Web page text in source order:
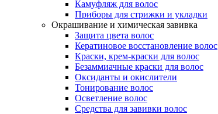
Камуфляж для волос
Приборы для стрижки и укладки
Окрашивание и химическая завивка
Защита цвета волос
Кератиновое восстановление волос
Краски, крем-краски для волос
Безаммиачные краски для волос
Оксиданты и окислители
Тонирование волос
Осветление волос
Средства для завивки волос